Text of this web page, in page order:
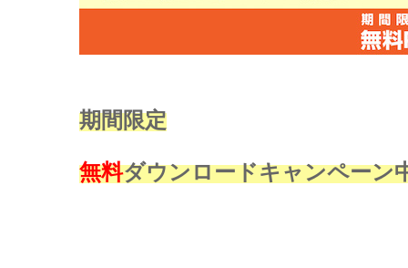
期間限定
無料ダウンロードキャンペーン